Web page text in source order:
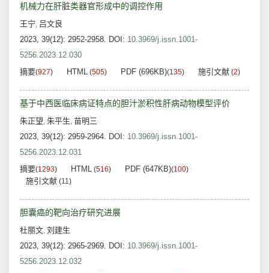
机械力在肝脏类器官形成中的调控作用
王宁, 吕文良
2023, 39(12): 2952-2958. DOI: 10.3969/j.issn.1001-
5256.2023.12.030
摘要(927) HTML (505) PDF (696KB)(135) 施引文献 (2)
基于中西医临床病证特点的胆汁淤积性肝病动物模型评价
朱正望, 朱平生, 苗明三
2023, 39(12): 2959-2964. DOI: 10.3969/j.issn.1001-
5256.2023.12.031
摘要(1293) HTML (516) PDF (647KB)(100)
施引文献 (11)
胆囊癌的靶向治疗研究进展
杜丽文, 刘建生
2023, 39(12): 2965-2969. DOI: 10.3969/j.issn.1001-
5256.2023.12.032